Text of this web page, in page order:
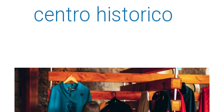
centro historico
Compras